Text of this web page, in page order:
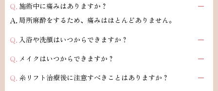
施術中に痛みはありますか？
局所麻酔をするため、痛みはほとんどありません。
入浴や洗顔はいつからできますか？
メイクはいつからできますか？
糸リフト治療後に注意すべきことはありますか？